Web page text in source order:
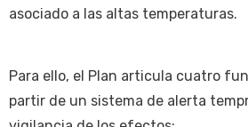
asociado a las altas temperaturas.
Para ello, el Plan articula cuatro
partir de un sistema de alerta